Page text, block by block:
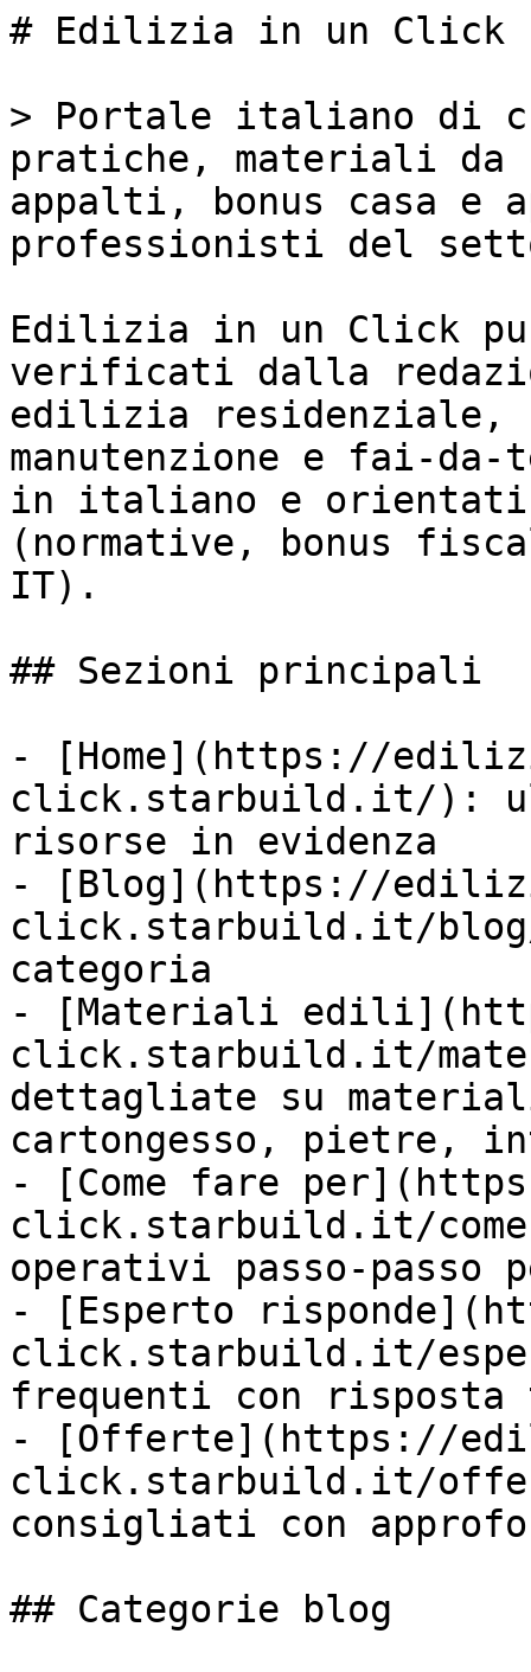
# Edilizia in un Click
> Portale italiano di
pratiche, materiali da
appalti, bonus casa e
professionisti del
Edilizia in un Click
verificati dalla
edilizia
manutenzione e fai-
in italiano e orientati
(normative, bonus
IT).
## Sezioni principali
- [Home](https://
click.starbuild.it/):
risorse in evidenza
- [Blog](https://
click.starbuild.it/
categoria
- [Materiali
click.starbuild.it/
dettagliate su
cartongesso, pietre,
- [Come fare
click.starbuild.it/
operativi passo-
- [Esperto
click.starbuild.it/
frequenti con risposta
- [Offerte](https://
click.starbuild.it/
consigliati con
## Categorie blog